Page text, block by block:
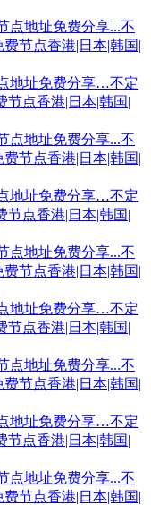
地址免费分享…不定
点香港|日本|韩国|
地址免费分享…不定
点香港|日本|韩国|
地址免费分享…不定
点香港|日本|韩国|
地址免费分享…不定
点香港|日本|韩国|